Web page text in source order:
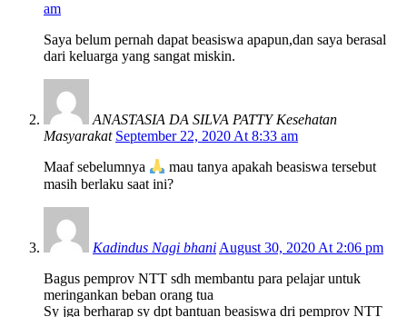
am
Saya belum pernah dapat beasiswa apapun,dan saya berasal
dari keluarga yang sangat miskin.
ANASTASIA DA SILVA PATTY Kesehatan
Masyarakat September 22, 2020 At 8:33 am
Maaf sebelumnya
mau tanya apakah beasiswa tersebut
masih berlaku saat ini?
Kadindus Nagi bhani August 30, 2020 At 2:06 pm
Bagus pemprov NTT sdh membantu para pelajar untuk
meringankan beban orang tua
Sy jga berharap sy dpt bantuan beasiswa dri pemprov NTT